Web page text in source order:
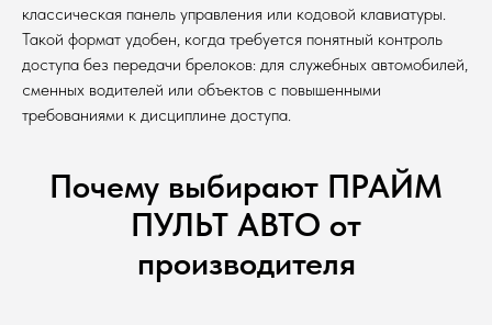
классическая панель управления или кодовой клавиатуры.
Такой формат удобен, когда требуется понятный контроль
доступа без передачи брелоков: для служебных автомобилей,
сменных водителей или объектов с повышенными
требованиями к дисциплине доступа.
Почему выбирают ПРАЙМ
ПУЛЬТ АВТО от
производителя